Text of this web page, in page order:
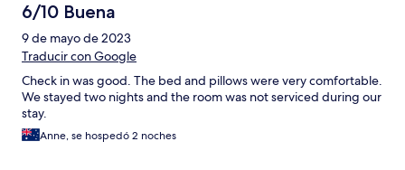
6/10 Buena
9 de mayo de 2023
Traducir con Google
Check in was good. The bed and pillows were very comfortable.
We stayed two nights and the room was not serviced during our
stay.
Anne, se hospedó 2 noches